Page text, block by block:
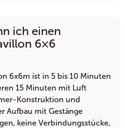
ich einen
6×6
6x6m ist in 5 bis 10 Minuten
15 Minuten mit Luft
Konstruktion und
Aufbau mit Gestänge
keine Verbindungsstücke,